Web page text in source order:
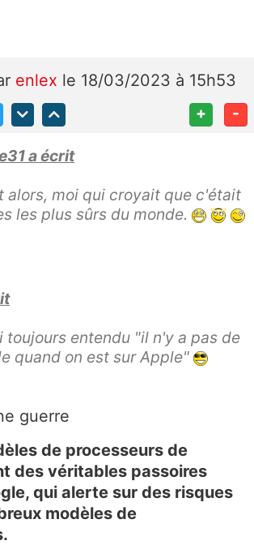
enlex le 18/03/2023 à 15h53
+ -
a écrit
alors, moi qui croyait que c'était
les plus sûrs du monde.
toujours entendu "il n'y a pas de
quand on est sur Apple"
guerre
de processeurs de
des véritables passoires
qui alerte sur des risques
modèles de